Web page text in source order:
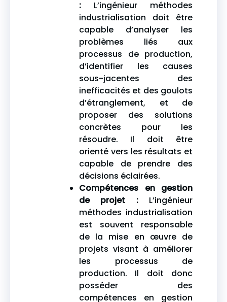
: L’ingénieur méthodes
industrialisation doit être
capable d’analyser les
problèmes liés aux
processus de production,
d’identifier les causes
sous-jacentes des
inefficacités et des goulots
d’étranglement, et de
proposer des solutions
concrètes pour les
résoudre. Il doit être
orienté vers les résultats et
capable de prendre des
décisions éclairées.
Compétences en gestion
de projet :L’ingénieur
méthodes industrialisation
est souvent responsable
de la mise en œuvre de
projets visant à améliorer
les processus de
production. Il doit donc
posséder des
compétences en gestion